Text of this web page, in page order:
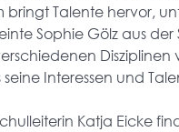
Talente hervor,
Sophie Gölz aus der
Disziplinen
Interessen und
Katja Eicke